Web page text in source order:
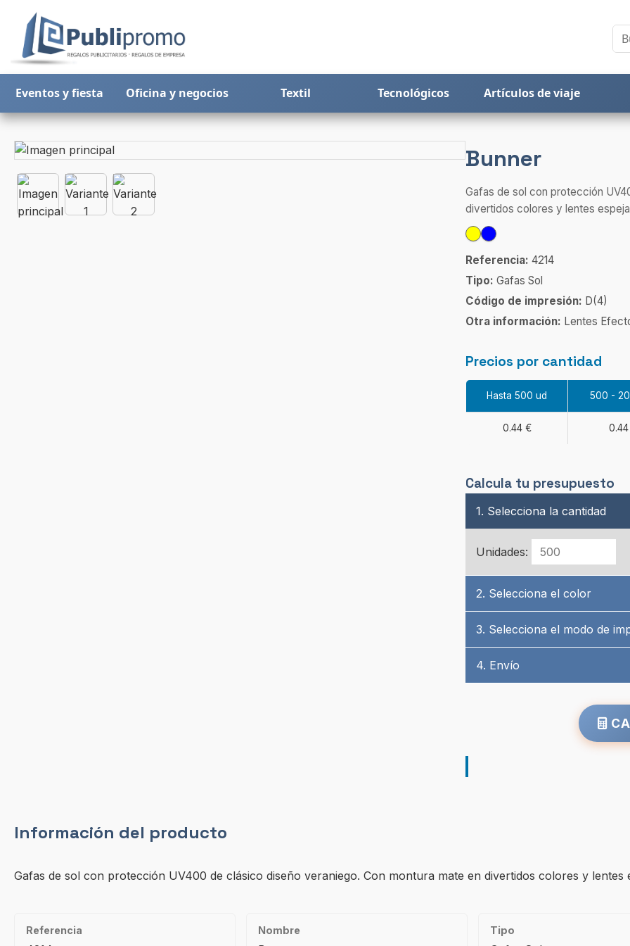
Eventos y fiesta Oficina y negocios Textil Tecnológicos Artículos de viaje
Bunner
Gafas de sol con protección
divertidos colores y lentes
Referencia: 4214
Tipo: Gafas Sol
Código de impresión: D(4)
Otra información: Lentes
Precios por cantidad
Hasta 500 ud 500 -
0.44 €
Calcula tu presupuesto
1. Selecciona la cantidad
Unidades:
2. Selecciona el color
3. Selecciona el modo de
4. Envío
Información del producto
Gafas de sol con protección UV400 de clásico diseño veraniego. Con montura mate en divertidos colores y lentes
Referencia Nombre Tipo